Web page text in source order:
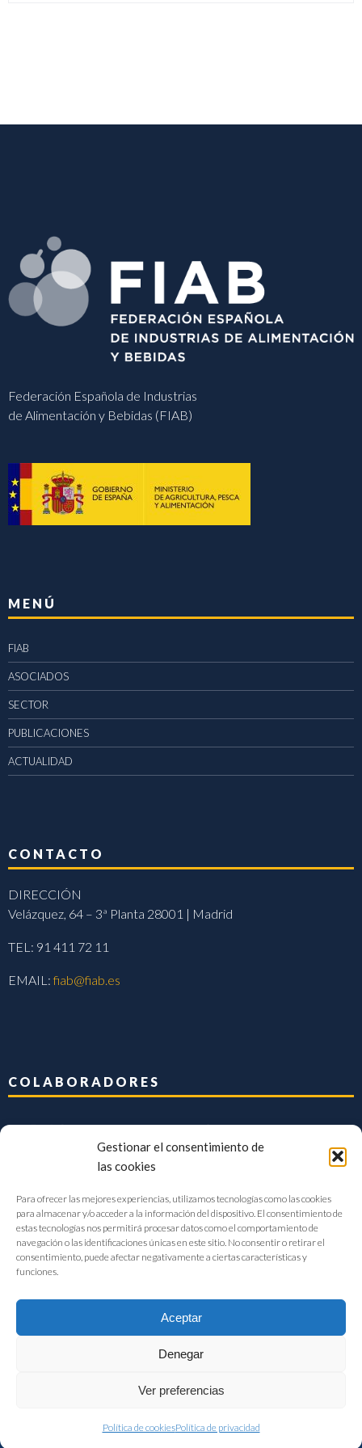
Gestionar el consentimiento de
las cookies
Para ofrecer las mejores experiencias, utilizamos tecnologías como las cookies
para almacenar y/o acceder a la información del dispositivo. El consentimiento de
estas tecnologías nos permitirá procesar datos como el comportamiento de
navegación o las identificaciones únicas en este sitio. No consentir o retirar el
consentimiento, puede afectar negativamente a ciertas características y
funciones.
Aceptar
Denegar
Ver preferencias
Política de cookiesPolítica de privacidad
Federación Española de Industrias
de Alimentación y Bebidas (FIAB)
MENÚ
FIAB
ASOCIADOS
SECTOR
PUBLICACIONES
ACTUALIDAD
CONTACTO
DIRECCIÓN
Velázquez, 64 – 3ª Planta 28001 | Madrid
TEL: 91 411 72 11
EMAIL:fiab@fiab.es
COLABORADORES
FIAB Federación Española de Industrias de la Alimentación y Bebidas